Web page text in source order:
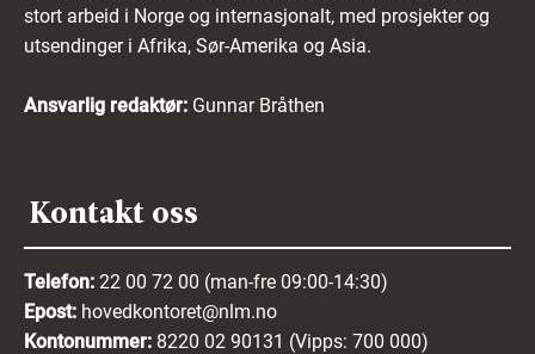
stort arbeid i Norge og internasjonalt, med prosjekter og
utsendinger i Afrika, Sør-Amerika og Asia.
Ansvarlig redaktør: Gunnar Bråthen
Kontakt oss
Telefon: 22 00 72 00 (man-fre 09:00-14:30)
Epost: hovedkontoret@nlm.no
Kontonummer: 8220 02 90131 (Vipps: 700 000)